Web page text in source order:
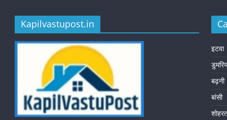
Kapilvastupost.in
इटवा
बढ़नी
बांसी